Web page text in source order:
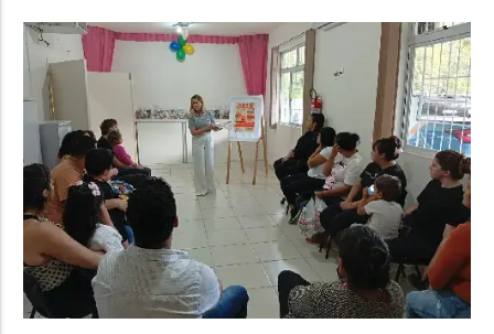
campeonato. Na grande decisão, a equipe...